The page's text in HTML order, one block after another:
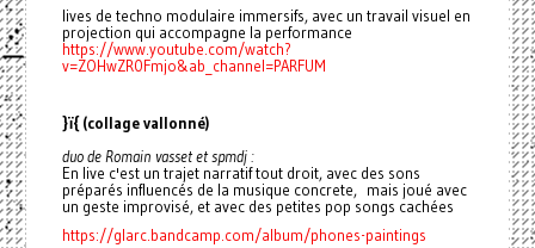
lives de techno modulaire immersifs, avec un travail visuel en
projection qui accompagne la performance
https://www.youtube.com/watch?
v=ZOHwZR0Fmjo&ab_channel=PARFUM
}ï{ (collage vallonné)
duo de Romain vasset et spmdj :
En live c'est un trajet narratif tout droit, avec des sons
préparés influencés de la musique concrete, mais joué avec
un geste improvisé, et avec des petites pop songs cachées
https://glarc.bandcamp.com/album/phones-paintings